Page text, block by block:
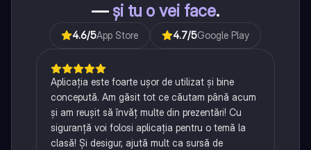
— și tu o vei face.
4.6/5App Store 4.7/5Google Play
Aplicația este foarte ușor de utilizat și bine
concepută. Am găsit tot ce căutam până acum
și am reușit să învăț multe din prezentări! Cu
siguranță voi folosi aplicația pentru o temă la
clasă! Și desigur, ajută mult ca sursă de